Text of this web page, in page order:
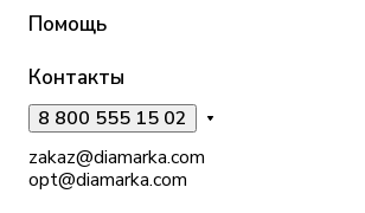
Помощь
Контакты
8 800 555 15 02
zakaz@diamarka.com
opt@diamarka.com